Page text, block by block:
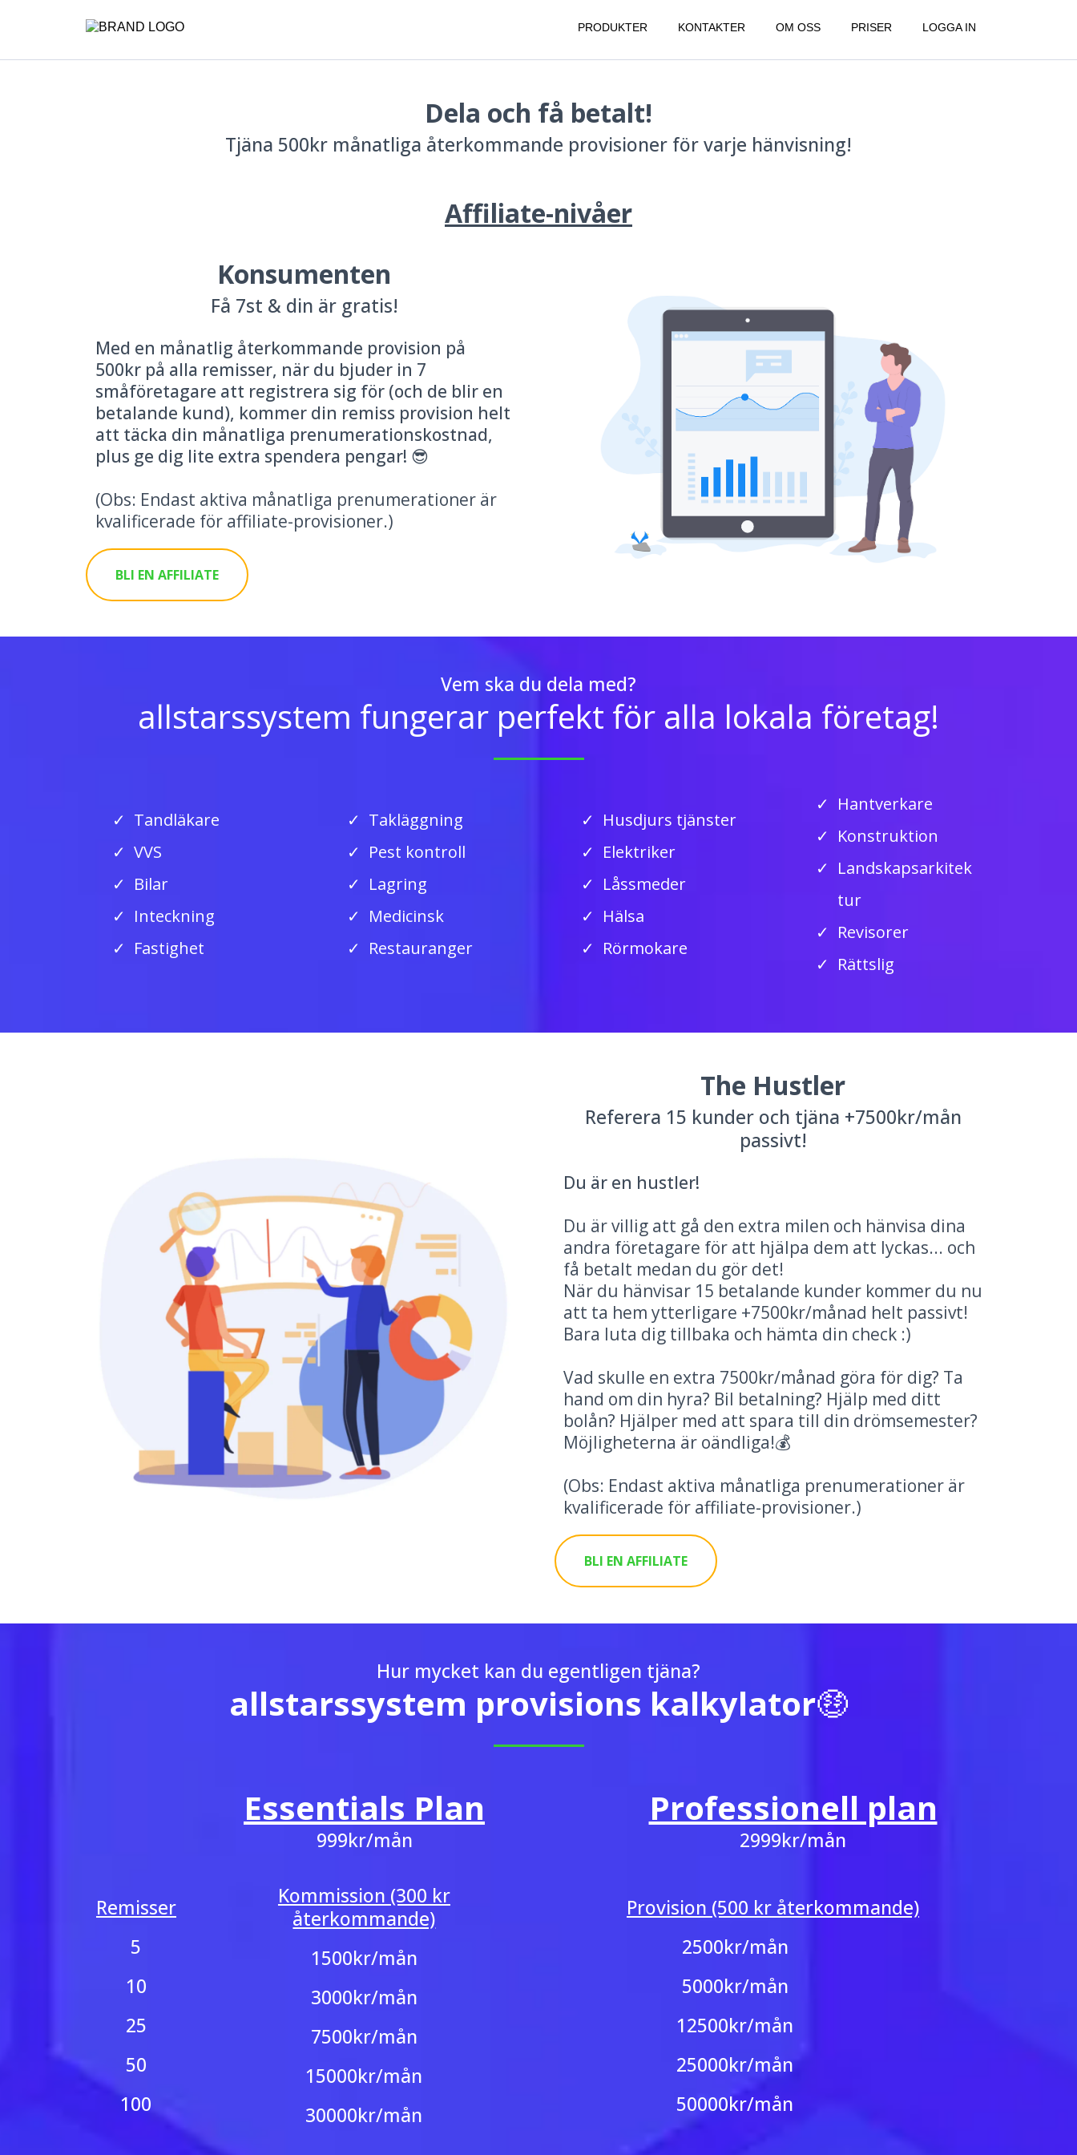
PRODUKTER KONTAKTER OM OSS PRISER LOGGA IN
Dela och få betalt!
Tjäna 500kr månatliga återkommande provisioner för varje hänvisning!
Affiliate-nivåer
Konsumenten
Få 7st & din är gratis!
Med en månatlig återkommande provision på
500kr på alla remisser, när du bjuder in 7
småföretagare att registrera sig för (och de blir en
betalande kund), kommer din remiss provision helt
att täcka din månatliga prenumerationskostnad,
plus ge dig lite extra spendera pengar! 😎
(Obs: Endast aktiva månatliga prenumerationer är
kvalificerade för affiliate-provisioner.)
BLI EN AFFILIATE
Vem ska du dela med?
allstarssystem fungerar perfekt för alla lokala företag!
Tandläkare
VVS
Bilar
Inteckning
Fastighet
Takläggning
Pest kontroll
Lagring
Medicinsk
Restauranger
Husdjurs tjänster
Elektriker
Låssmeder
Hälsa
Rörmokare
Hantverkare
Konstruktion
Landskapsarkitek
tur
Revisorer
Rättslig
The Hustler
Referera 15 kunder och tjäna +7500kr/mån
passivt!
Du är en hustler!
Du är villig att gå den extra milen och hänvisa dina
andra företagare för att hjälpa dem att lyckas... och
få betalt medan du gör det!
När du hänvisar 15 betalande kunder kommer du nu
att ta hem ytterligare +7500kr/månad helt passivt!
Bara luta dig tillbaka och hämta din check :)
Vad skulle en extra 7500kr/månad göra för dig? Ta
hand om din hyra? Bil betalning? Hjälp med ditt
bolån? Hjälper med att spara till din drömsemester?
Möjligheterna är oändliga!💰
(Obs: Endast aktiva månatliga prenumerationer är
kvalificerade för affiliate-provisioner.)
BLI EN AFFILIATE
Hur mycket kan du egentligen tjäna?
allstarssystem provisions kalkylator🤑
Essentials Plan
999kr/mån
Professionell plan
2999kr/mån
Remisser
5
10
25
50
100
Kommission (300 kr
återkommande)
1500kr/mån
3000kr/mån
7500kr/mån
15000kr/mån
30000kr/mån
Provision (500 kr återkommande)
2500kr/mån
5000kr/mån
12500kr/mån
25000kr/mån
50000kr/mån